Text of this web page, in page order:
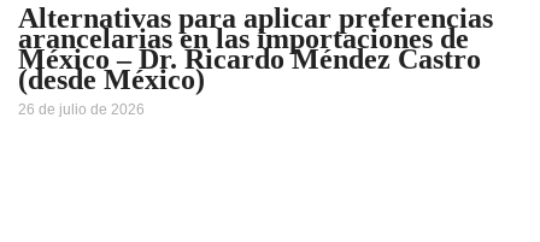
Alternativas para aplicar preferencias
arancelarias en las importaciones de
México – Dr. Ricardo Méndez Castro
(desde México)
26 de julio de 2026